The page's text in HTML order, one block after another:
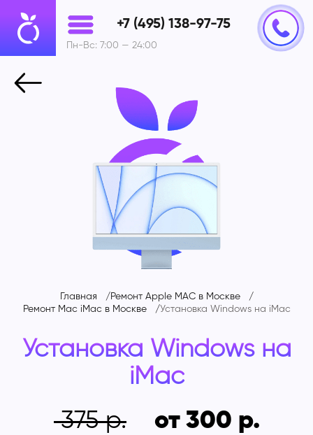
+7 (495) 138-97-75
Пн-Вс: 7:00 — 24:00
Главная
Ремонт Apple MAC в Москве
Ремонт Mac iMac в Москве
Установка Windows на iMac
Установка Windows на
iMac
375
от 300